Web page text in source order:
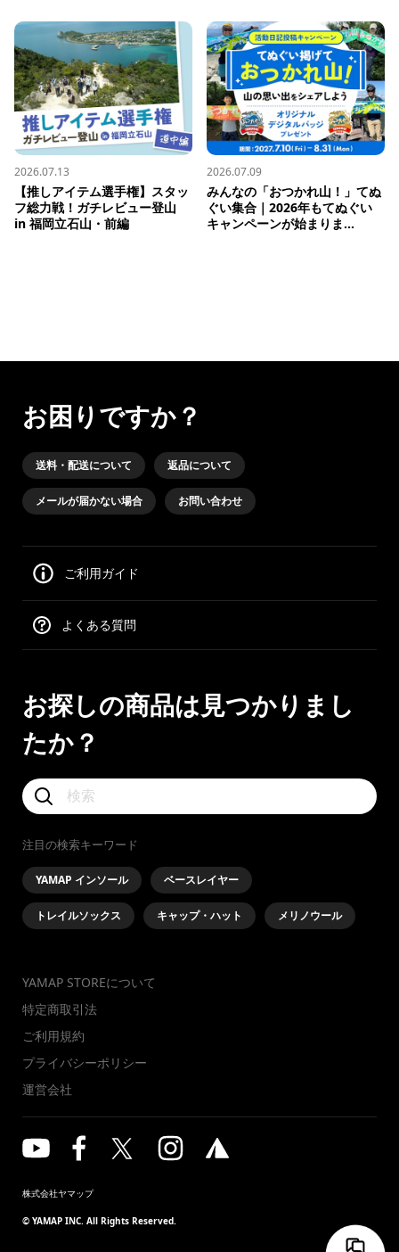
2026.07.13
【推しアイテム選手権】スタッ
フ総力戦！ガチレビュー登山
in 福岡立石山・前編
2026.07.09
みんなの「おつかれ山！」てぬ
ぐい集合｜2026年もてぬぐい
キャンペーンが始まりま...
お困りですか？
送料・配送について 返品について
メールが届かない場合 お問い合わせ
ご利用ガイド
よくある質問
お探しの商品は見つかりまし
たか？
注目の検索キーワード
YAMAP インソール ベースレイヤー
トレイルソックス キャップ・ハット メリノウール
YAMAP STOREについて
特定商取引法
ご利用規約
プライバシーポリシー
運営会社
株式会社ヤマップ
© YAMAP INC. All Rights Reserved.